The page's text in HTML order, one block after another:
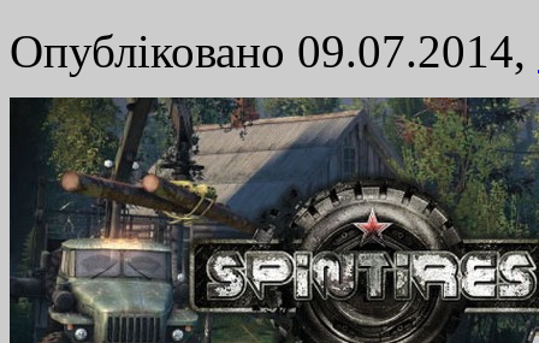
Опубліковано 09.07.2014,